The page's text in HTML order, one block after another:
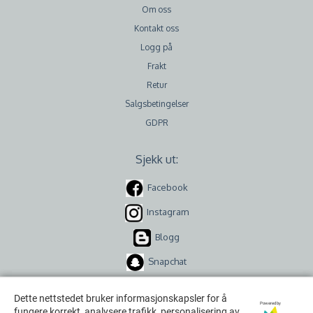
Om oss
Kontakt oss
Logg på
Frakt
Retur
Salgsbetingelser
GDPR
Sjekk ut:
Facebook
Instagram
Blogg
Snapchat
Dette nettstedet bruker informasjonskapsler for å
Powered by
Dette nettstedet bruker informasjonskapsler for å
Powered by